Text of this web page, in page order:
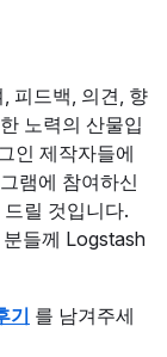
피드백, 의견, 향
노력의 산물입
인 제작자들에
램에 참여하신
릴 것입니다.
들께 Logstash
기 를 남겨주세